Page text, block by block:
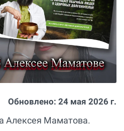
Обновлено: 24 мая 2026 г.
Алексея Маматова.